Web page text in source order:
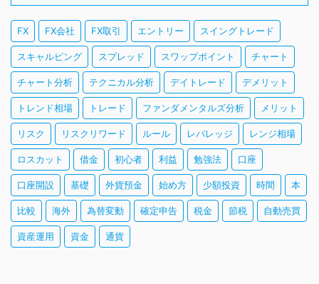
FX FX会社 FX取引 エントリー スイングトレード
スキャルピング スプレッド スワップポイント チャート
チャート分析 テクニカル分析 デイトレード デメリット
トレンド相場 トレード ファンダメンタルズ分析 メリット
リスク リスクリワード ルール レバレッジ レンジ相場
ロスカット 借金 初心者 利益 勉強法 口座
口座開設 基礎 外貨預金 始め方 少額投資 時間 本
比較 海外 為替変動 確定申告 税金 節税 自動売買
資産運用 資金 通貨